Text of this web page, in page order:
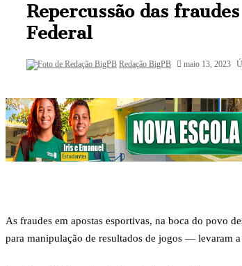
Repercussão das
Federal
Redação BigPBMandemaio 13, 2023
As fraudes em apostas esportivas, na boca do povo
para manipulação de resultados de jogos — levaram